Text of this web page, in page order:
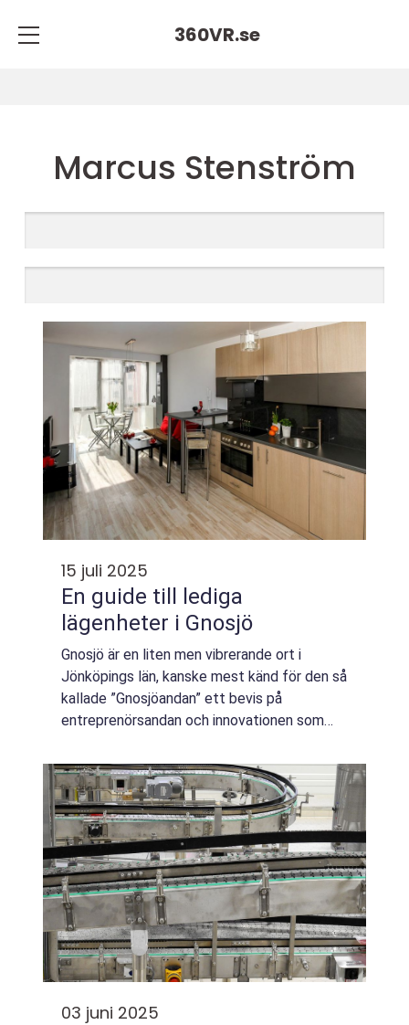
360VR.se
Marcus Stenström
15 juli 2025
En guide till lediga
lägenheter i Gnosjö
Gnosjö är en liten men vibrerande ort i
Jönköpings län, kanske mest känd för den så
kallade ”Gnosjöandan” ett bevis på
entreprenörsandan och innovationen som
03 juni 2025